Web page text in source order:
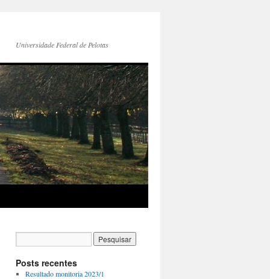
Universidade Federal de Pelotas
Posts recentes
Resultado monitoria 2023/1